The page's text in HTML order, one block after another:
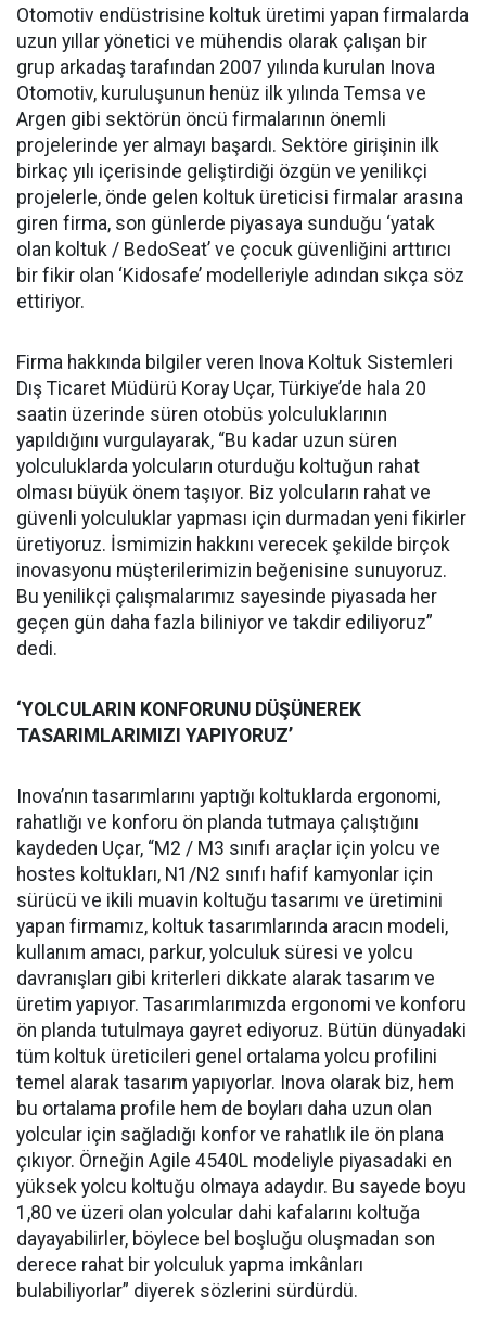
Otomotiv endüstrisine koltuk üretimi yapan firmalarda
uzun yıllar yönetici ve mühendis olarak çalışan bir
grup arkadaş tarafından 2007 yılında kurulan Inova
Otomotiv, kuruluşunun henüz ilk yılında Temsa ve
Argen gibi sektörün öncü firmalarının önemli
projelerinde yer almayı başardı. Sektöre girişinin ilk
birkaç yılı içerisinde geliştirdiği özgün ve yenilikçi
projelerle, önde gelen koltuk üreticisi firmalar arasına
giren firma, son günlerde piyasaya sunduğu ‘yatak
olan koltuk / BedoSeat’ ve çocuk güvenliğini arttırıcı
bir fikir olan ‘Kidosafe’ modelleriyle adından sıkça söz
ettiriyor.
Firma hakkında bilgiler veren Inova Koltuk Sistemleri
Dış Ticaret Müdürü Koray Uçar, Türkiye’de hala 20
saatin üzerinde süren otobüs yolculuklarının
yapıldığını vurgulayarak, “Bu kadar uzun süren
yolculuklarda yolcuların oturduğu koltuğun rahat
olması büyük önem taşıyor. Biz yolcuların rahat ve
güvenli yolculuklar yapması için durmadan yeni fikirler
üretiyoruz. İsmimizin hakkını verecek şekilde birçok
inovasyonu müşterilerimizin beğenisine sunuyoruz.
Bu yenilikçi çalışmalarımız sayesinde piyasada her
geçen gün daha fazla biliniyor ve takdir ediliyoruz”
dedi.
‘YOLCULARIN KONFORUNU DÜŞÜNEREK
TASARIMLARIMIZI YAPIYORUZ’
Inova’nın tasarımlarını yaptığı koltuklarda ergonomi,
rahatlığı ve konforu ön planda tutmaya çalıştığını
kaydeden Uçar, “M2 / M3 sınıfı araçlar için yolcu ve
hostes koltukları, N1/N2 sınıfı hafif kamyonlar için
sürücü ve ikili muavin koltuğu tasarımı ve üretimini
yapan firmamız, koltuk tasarımlarında aracın modeli,
kullanım amacı, parkur, yolculuk süresi ve yolcu
davranışları gibi kriterleri dikkate alarak tasarım ve
üretim yapıyor. Tasarımlarımızda ergonomi ve konforu
ön planda tutulmaya gayret ediyoruz. Bütün dünyadaki
tüm koltuk üreticileri genel ortalama yolcu profilini
temel alarak tasarım yapıyorlar. Inova olarak biz, hem
bu ortalama profile hem de boyları daha uzun olan
yolcular için sağladığı konfor ve rahatlık ile ön plana
çıkıyor. Örneğin Agile 4540L modeliyle piyasadaki en
yüksek yolcu koltuğu olmaya adaydır. Bu sayede boyu
1,80 ve üzeri olan yolcular dahi kafalarını koltuğa
dayayabilirler, böylece bel boşluğu oluşmadan son
derece rahat bir yolculuk yapma imkânları
bulabiliyorlar” diyerek sözlerini sürdürdü.